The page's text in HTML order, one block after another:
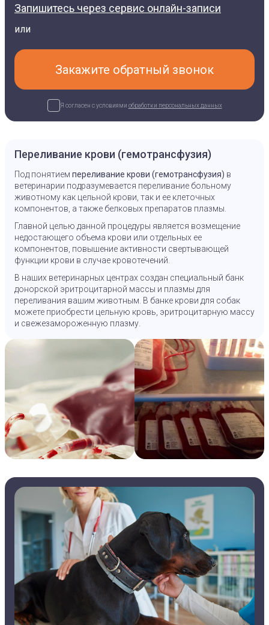
Запишитесь через сервис онлайн-записи
или
Закажите обратный звонок
Я согласен с условиями обработки персональных данных
Переливание крови (гемотрансфузия)
Под понятием переливание крови (гемотрансфузия) в
ветеринарии подразумевается переливание больному
животному как цельной крови, так и ее клеточных
компонентов, а также белковых препаратов плазмы.
Главной целью данной процедуры является возмещение
недостающего объема крови или отдельных ее
компонентов, повышение активности свертывающей
функции крови в случае кровотечений.
В наших ветеринарных центрах создан специальный банк
донорской эритроцитарной массы и плазмы для
переливания вашим животным. В банке крови для собак
можете приобрести цельную кровь, эритроцитарную массу
и свежезамороженную плазму.